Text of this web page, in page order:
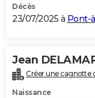
Décès
23/07/2025 à Pont-
Jean
Créer une cagnotte
Naissance